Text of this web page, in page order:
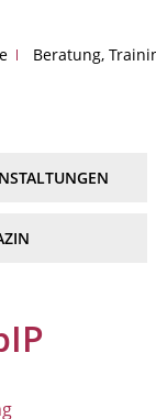
Beratung,